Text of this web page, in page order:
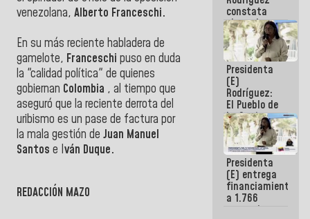
venezolana, Alberto Franceschi.
En su más reciente habladera de
gamelote, Franceschi puso en duda
la "calidad política" de quienes
gobiernan Colombia , al tiempo que
aseguró que la reciente derrota del
uribismo es un pase de factura por
la mala gestión de Juan Manuel
Santos e Iván Duque.
REDACCIÓN MAZO
constata
obras de
rehabilitación
de Escuela
Militar de
Mamo en La
Guaira
Presidenta
(E)
Rodríguez:
El Pueblo de
La Guaira
siempre
estará
acompañada
por el
Gobierno
Nacional
Presidenta
(E) entrega
financiamientos
a 1.766
comerciantes